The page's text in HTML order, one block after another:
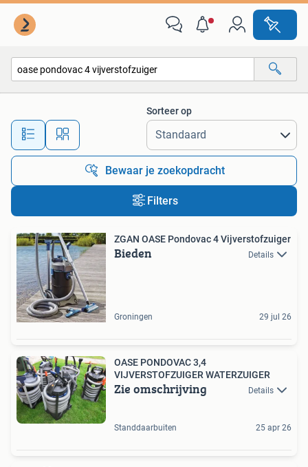
Alle afstanden…
Sorteer op
Bewaar je zoekopdracht
Filters
ZGAN OASE Pondovac 4 Vijverstofzuiger
Bieden Details
Groningen 29 jul 26
OASE PONDOVAC 3,4
VIJVERSTOFZUIGER WATERZUIGER
Zie omschrijving Details
Standdaarbuiten 25 apr 26